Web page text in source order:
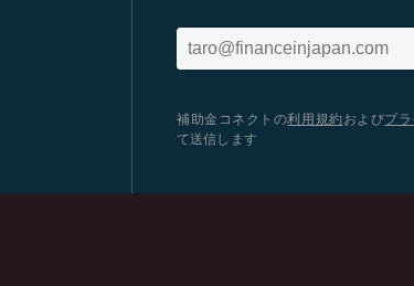
補助金コネクトの利用規約 およびプ
て送信します